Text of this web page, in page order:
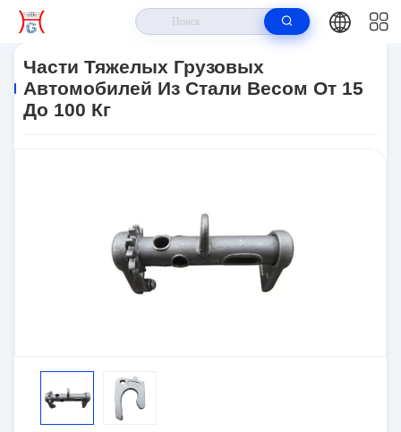
Грузовых Автомобилей Из Стали Весом От 15 До 100 Кг
Части Тяжелых Грузовых
Автомобилей Из Стали Весом От 15
До 100 Кг